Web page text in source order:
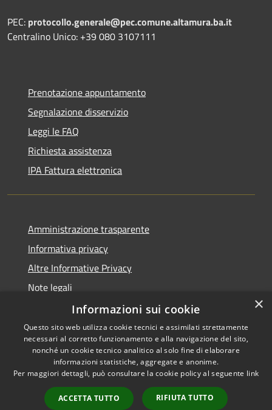
PEC: protocollo.generale@pec.comune.altamura.ba.it
Centralino Unico: +39 080 3107111
Prenotazione appuntamento
Segnalazione disservizio
Leggi le FAQ
Richiesta assistenza
IPA Fattura elettronica
Amministrazione trasparente
Informativa privacy
Altre Informative Privacy
Note legali
Dichiarazione di accessibilità
RSS
Accessibilità
Copyright © 2026 • Comune di
Municipium•
Accesso
×
Informazioni sui cookie
Questo sito web utilizza cookie tecnici e assimilati strettamente
necessari al corretto funzionamento e alla navigazione del sito,
nonché un cookie tecnico analitico al solo fine di elaborare
informazioni statistiche, aggregate e anonime.
Per maggiori dettagli, può consultare la cookie policy al seguente link
ACCETTA TUTTO RIFIUTA TUTTO